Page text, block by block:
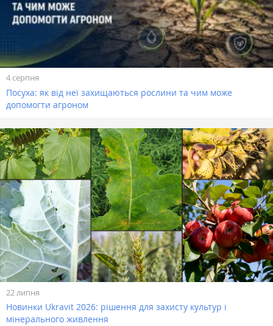
4 серпня
Посуха: як від неї захищаються рослини та чим може
допомогти агроном
22 липня
Новинки Ukravit 2026: рішення для захисту культур і
мінерального живлення